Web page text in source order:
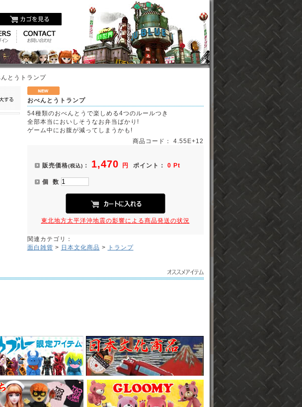
とうトランプ
おべんとうトランプ
54種類のおべんとうで楽しめる4つのルールつき
全部本当においしそうなお弁当ばかり!
ゲーム中にお腹が減ってしまうかも!
商品コード： 4.55E+12
販売価格(税込) ： 1,470 円 ポイント： 0 Pt
個 数
東北地方太平洋沖地震の影響による商品発送の状況
関連カテゴリ：
面白雑貨 > 日本文化商品 > トランプ